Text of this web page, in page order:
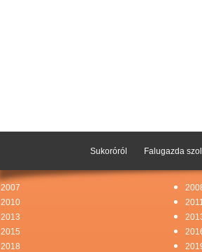
2007
2010
2013
2015
2018
Sukoróról Falugazda